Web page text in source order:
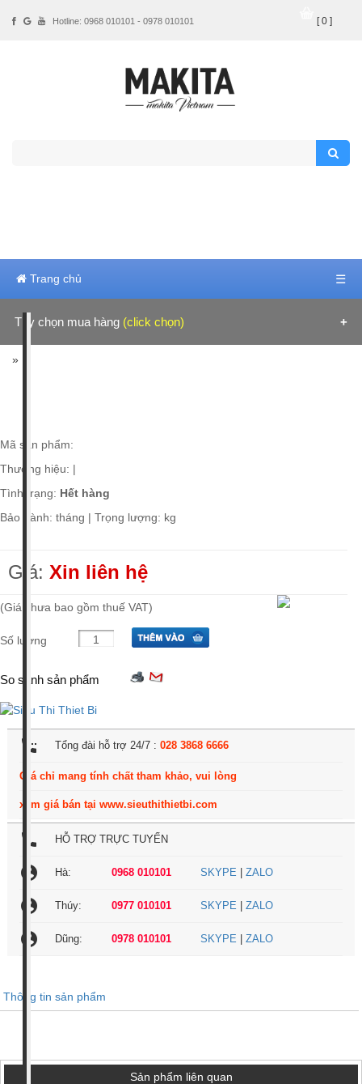
Trang chủ ☰
Tùy chọn mua hàng (click chọn)
»
Mã sản phẩm:
Thương hiệu: |
Tình trạng: Hết hàng
Bảo hành: tháng | Trọng lượng: kg
Giá: Xin liên hệ
(Giá chưa bao gồm thuế VAT)
Số lượng
So sánh sản phẩm
settings_phone Tổng đài hỗ trợ 24/7 : 028 3868 6666
Giá chỉ mang tính chất tham khảo, vui lòng
xem giá bán tại www.sieuthithietbi.com
local_phone HỖ TRỢ TRỰC TUYẾN
account_circle Hà: 0968 010101 SKYPE ZALO
account_circle Thúy: 0977 010101 SKYPE ZALO
account_circle Dũng: 0978 010101 SKYPE ZALO
Thông tin sản phẩm
Sản phẩm liên quan
Hotline: 0968 010101 - 0978 010101 [ 0 ]